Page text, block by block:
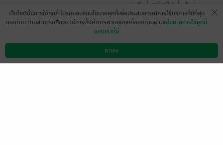
หน้าที่ 1
24 เม.ย. 25586:5 น.
ดาวน์โหลดแอป วิธีการใช้งาน ติดต่อเรา
เว็บไซต์นี้มีการใช้คุกกี้ โปรดยอมรับนโยบายคุกกี้เพื่อประสบการณ์การใช้บริการที่ดีที่สุด
ของท่าน ท่านสามารถศึกษาวิธีการตั้งค่าการควบคุมคุกกี้ของท่านผ่านนโยบายการใช้คุกกี้
ของเราที่นี่
ตกลง